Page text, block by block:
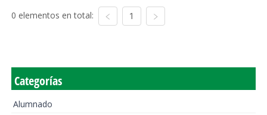
0 elementos en total: 1
Categorías
Alumnado